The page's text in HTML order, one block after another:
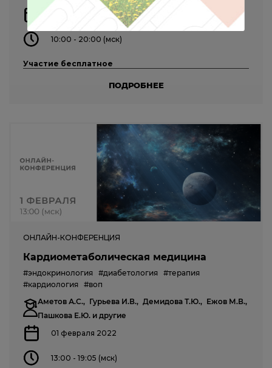
17 сентября 2022
10:00 - 20:00 (мск)
Участие бесплатное
ПОДРОБНЕЕ
ОНЛАЙН-КОНФЕРЕНЦИЯ
Кардиометаболическая медицина
#эндокринология #диабетология #терапия
#кардиология #воп
Аметов А.С., Гурьева И.В., Демидова Т.Ю., Ежов М.В.,
Пашкова Е.Ю. и другие
01 февраля 2022
13:00 - 19:05 (мск)